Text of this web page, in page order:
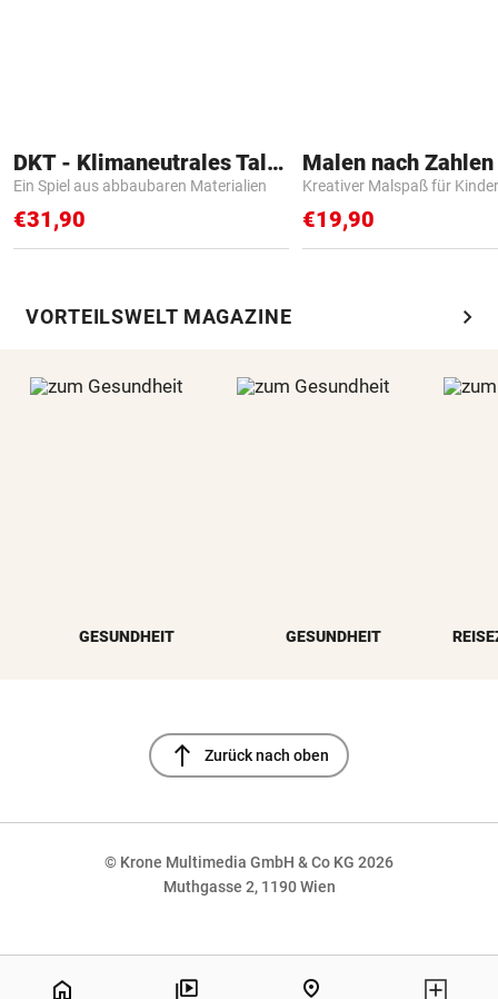
DKT - Klimaneutrales Talent
Ein Spiel aus abbaubaren Materialien
€31,90
Kreativer Malspaß für Kinder
€19,90
VORTEILSWELT MAGAZINE chevron_right
GESUNDHEIT GESUNDHEIT
north Zurück nach oben
© Krone Multimedia GmbH & Co KG 2026
Muthgasse 2, 1190 Wien
home pin_drop
NaN%